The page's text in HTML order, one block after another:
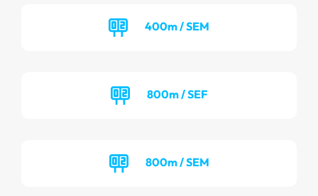
400m / SEM
800m / SEF
800m / SEM